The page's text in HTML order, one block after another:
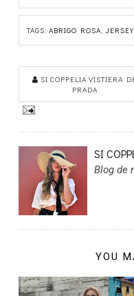
TAGS: ABRIGO ROSA
SI COPPELIA VISTIERA
PRADA
SI
Blog de
YOU